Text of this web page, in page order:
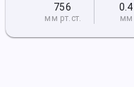
756
мм рт.ст.
0.4
мм